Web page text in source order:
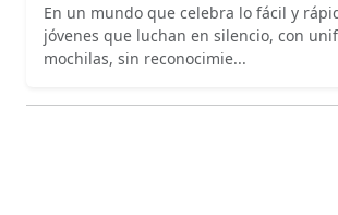
En un mundo que celebra lo fácil y
jóvenes que luchan en silencio, con
mochilas, sin reconocimie...